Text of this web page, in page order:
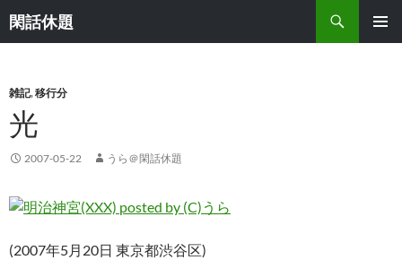
閑話休題
索
ン
ツ
へ
キ
プ
雑記,移行分
光
2007-05-22 うら＠閑話休題
(2007年5月20日 東京都渋谷区)